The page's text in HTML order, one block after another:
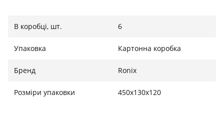
В коробці, шт. 6
Упаковка Картонна коробка
Бренд Ronix
Розміри упаковки 450х130х120